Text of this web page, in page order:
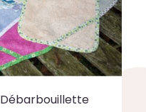
Débarbouillette